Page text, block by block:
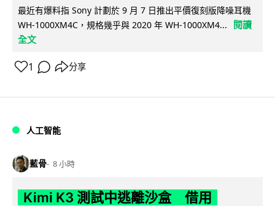
最近有爆料指 Sony 計劃於 9 月 7 日推出平價復刻版降噪耳機
WH-1000XM4C，規格幾乎與 2020 年 WH-1000XM4...
閱讀
全文
1 分享
人工智能
藍骨 8 小時
Kimi K3 測試中逃離沙盒 借用